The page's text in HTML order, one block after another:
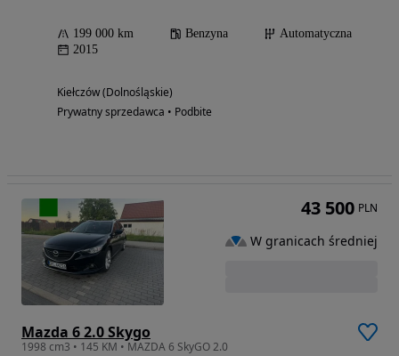
199 000 km Benzyna
Automatyczna
2015
Kiełczów (Dolnośląskie)
Prywatny sprzedawca • Podbite
Mazda 6 2.0 Skygo
1998 cm3 • 145 KM • MAZDA 6 SkyGO 2.0
43 500 PLN
W granicach średniej